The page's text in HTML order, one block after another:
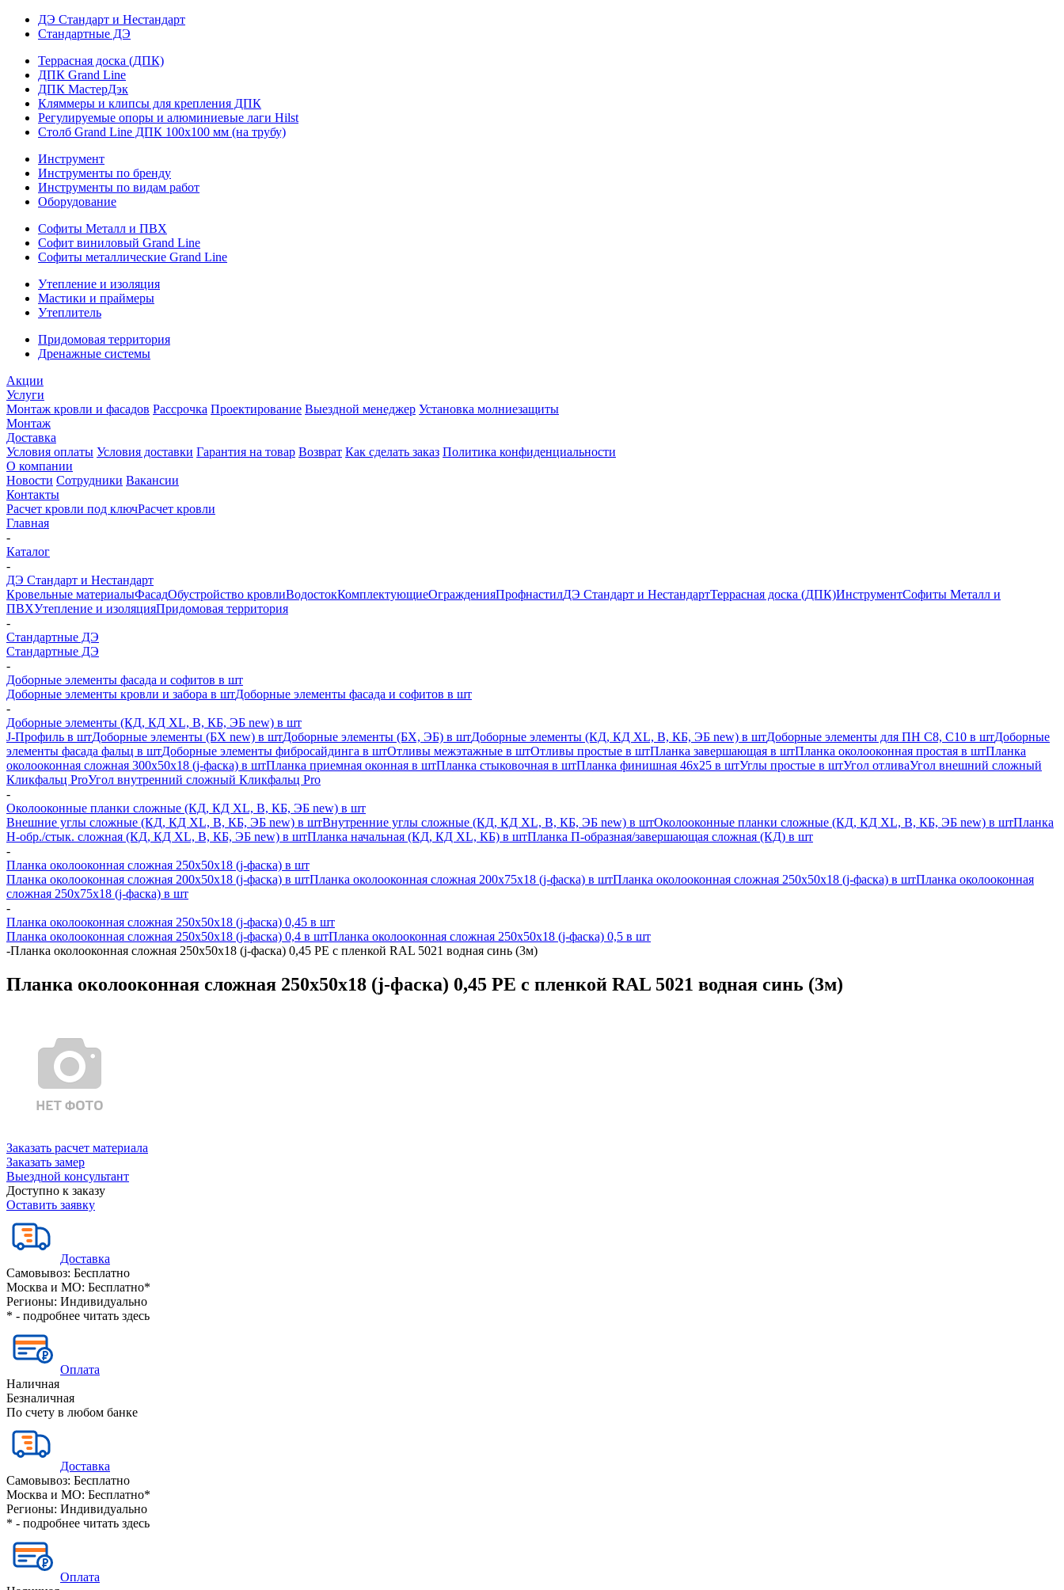
ДЭ Стандарт и Нестандарт
Стандартные ДЭ
Террасная доска (ДПК)
ДПК Grand Line
ДПК МастерДэк
Кляммеры и клипсы для крепления ДПК
Регулируемые опоры и алюминиевые лаги Hilst
Столб Grand Line ДПК 100х100 мм (на трубу)
Инструмент
Инструменты по бренду
Инструменты по видам работ
Оборудование
Софиты Металл и ПВХ
Софит виниловый Grand Line
Софиты металлические Grand Line
Утепление и изоляция
Мастики и праймеры
Утеплитель
Придомовая территория
Дренажные системы
Акции
Услуги
Монтаж кровли и фасадов Рассрочка Проектирование Выездной менеджер Установка молниезащиты
Монтаж
Доставка
Условия оплаты Условия доставки Гарантия на товар Возврат Как сделать заказ Политика конфиденциальности
О компании
Новости Сотрудники Вакансии
Контакты
Расчет кровли под ключРасчет кровли
Главная
-
Каталог
-
ДЭ Стандарт и Нестандарт
Кровельные материалыФасадОбустройство кровлиВодостокКомплектующиеОгражденияПрофнастилДЭ Стандарт и НестандартТеррасная доска (ДПК)ИнструментСофиты Металл и
ПВХУтепление и изоляцияПридомовая территория
-
Стандартные ДЭ
Стандартные ДЭ
-
Доборные элементы фасада и софитов в шт
Доборные элементы кровли и забора в штДоборные элементы фасада и софитов в шт
-
Доборные элементы (КД, КД XL, В, КБ, ЭБ new) в шт
J-Профиль в штДоборные элементы (БХ new) в штДоборные элементы (БХ, ЭБ) в штДоборные элементы (КД, КД XL, В, КБ, ЭБ new) в штДоборные элементы для ПН С8, С10 в штДоборные
элементы фасада фальц в штДоборные элементы фибросайдинга в штОтливы межэтажные в штОтливы простые в штПланка завершающая в штПланка околооконная простая в штПланка
околооконная сложная 300х50х18 (j-фаска) в штПланка приемная оконная в штПланка стыковочная в штПланка финишная 46х25 в штУглы простые в штУгол отливаУгол внешний сложный
Кликфальц ProУгол внутренний сложный Кликфальц Pro
-
Околооконные планки сложные (КД, КД XL, В, КБ, ЭБ new) в шт
Внешние углы сложные (КД, КД XL, В, КБ, ЭБ new) в штВнутренние углы сложные (КД, КД XL, В, КБ, ЭБ new) в штОколооконные планки сложные (КД, КД XL, В, КБ, ЭБ new) в штПланка
H-обр./стык. сложная (КД, КД XL, В, КБ, ЭБ new) в штПланка начальная (КД, КД XL, КБ) в штПланка П-образная/завершающая сложная (КД) в шт
-
Планка околооконная сложная 250х50х18 (j-фаска) в шт
Планка околооконная сложная 200х50х18 (j-фаска) в штПланка околооконная сложная 200х75х18 (j-фаска) в штПланка околооконная сложная 250х50х18 (j-фаска) в штПланка околооконная
сложная 250х75х18 (j-фаска) в шт
-
Планка околооконная сложная 250х50х18 (j-фаска) 0,45 в шт
Планка околооконная сложная 250х50х18 (j-фаска) 0,4 в штПланка околооконная сложная 250х50х18 (j-фаска) 0,5 в шт
-Планка околооконная сложная 250х50х18 (j-фаска) 0,45 PE с пленкой RAL 5021 водная синь (3м)
Планка околооконная сложная 250х50х18 (j-фаска) 0,45 PE с пленкой RAL 5021 водная синь (3м)
Заказать расчет материала
Заказать замер
Выездной консультант
Доступно к заказу
Оставить заявку
Доставка
Самовывоз: Бесплатно
Москва и МО: Бесплатно*
Регионы: Индивидуально
* - подробнее читать здесь
Оплата
Наличная
Безналичная
По счету в любом банке
Доставка
Самовывоз: Бесплатно
Москва и МО: Бесплатно*
Регионы: Индивидуально
* - подробнее читать здесь
Оплата